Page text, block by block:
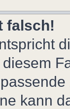
falsch!
kann